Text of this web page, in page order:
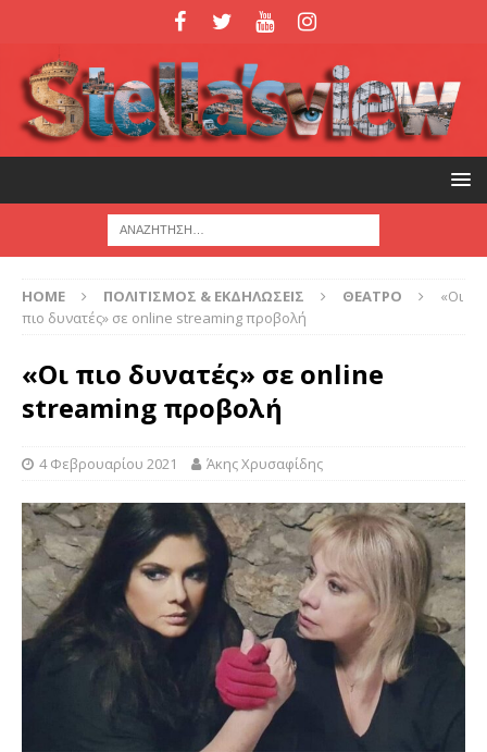
HOME ΠΟΛΙΤΙΣΜΟΣ & ΕΚΔΗΛΩΣΕΙΣ ΘΕΑΤΡΟ
«Οι
πιο δυνατές» σε online streaming προβολή
«Οι πιο δυνατές» σε online
streaming προβολή
4 Φεβρουαρίου 2021 Άκης Χρυσαφίδης